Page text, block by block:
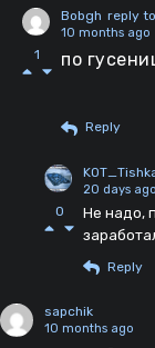
1
Bobgh reply
10 months ago
по
Reply
0
20 days ago
Не надо,
Reply
sapchik
10 months ago